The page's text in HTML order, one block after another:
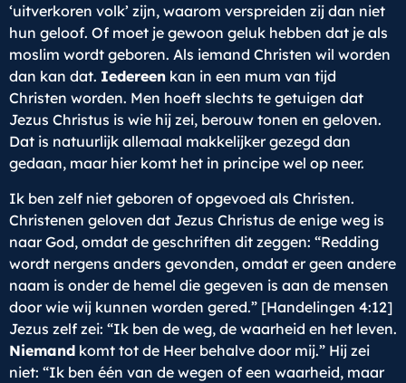
‘uitverkoren volk’ zijn, waarom verspreiden zij dan niet
hun geloof. Of moet je gewoon geluk hebben dat je als
moslim wordt geboren. Als iemand Christen wil worden
dan kan dat. Iedereen kan in een mum van tijd
Christen worden. Men hoeft slechts te getuigen dat
Jezus Christus is wie hij zei, berouw tonen en geloven.
Dat is natuurlijk allemaal makkelijker gezegd dan
gedaan, maar hier komt het in principe wel op neer.
Ik ben zelf niet geboren of opgevoed als Christen.
Christenen geloven dat Jezus Christus de enige weg is
naar God, omdat de geschriften dit zeggen: “Redding
wordt nergens anders gevonden, omdat er geen andere
naam is onder de hemel die gegeven is aan de mensen
door wie wij kunnen worden gered.” [Handelingen 4:12]
Jezus zelf zei: “Ik ben de weg, de waarheid en het leven.
Niemand komt tot de Heer behalve door mij.” Hij zei
niet: “Ik ben één van de wegen of een waarheid, maar